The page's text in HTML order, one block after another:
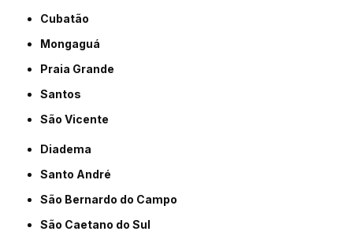
Cubatão
Mongaguá
Praia Grande
Santos
São Vicente
Diadema
Santo André
São Bernardo do Campo
São Caetano do Sul